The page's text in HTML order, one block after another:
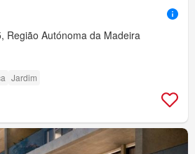
Região Autónoma da Madeira
Jardim